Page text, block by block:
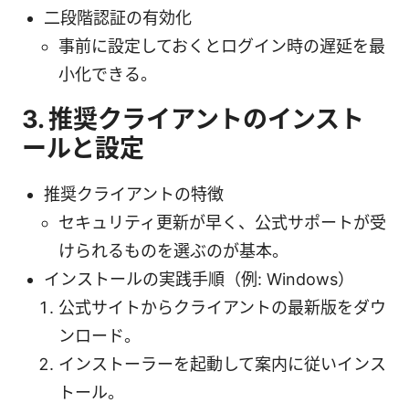
二段階認証の有効化
事前に設定しておくとログイン時の遅延を最
小化できる。
3. 推奨クライアントのインスト
ールと設定
推奨クライアントの特徴
セキュリティ更新が早く、公式サポートが受
けられるものを選ぶのが基本。
インストールの実践手順（例: Windows）
公式サイトからクライアントの最新版をダウ
ンロード。
インストーラーを起動して案内に従いインス
トール。